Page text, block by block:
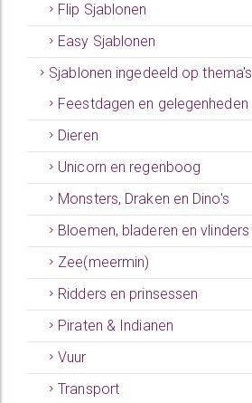
Flip Sjablonen
Easy Sjablonen
Sjablonen ingedeeld op thema's
Feestdagen en gelegenheden
Dieren
Unicorn en regenboog
Monsters, Draken en Dino's
Bloemen, bladeren en vlinders
Zee(meermin)
Ridders en prinsessen
Piraten & Indianen
Vuur
Transport